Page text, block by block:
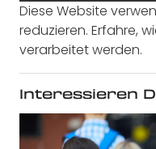
Diese Website
reduzieren. Erfahre,
verarbeitet werden.
Interessieren